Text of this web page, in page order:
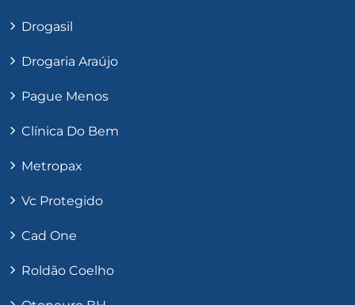
Drogasil
Drogaria Araújo
Pague Menos
Clínica Do Bem
Metropax
Vc Protegido
Cad One
Roldão Coelho